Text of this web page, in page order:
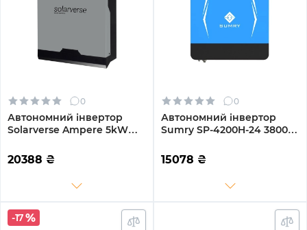
0
Автономний інвертор
Solarverse Ampere 5kW
Однофазний (SV5048A)
20388 ₴
0
Автономний інвертор
Sumry SP-4200H-24 3800W
Однофазний (SP-4200H-
24)
15078 ₴
-17